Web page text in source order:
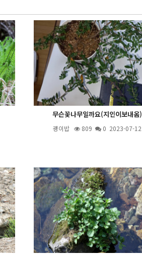
무슨꽃나무일까요(지인이보내옴)
괭이밥 809 0 2023-07-12